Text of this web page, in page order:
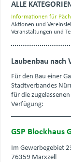
ALLE KATEGORIEN
Informationen für
Aktionen und
Veranstaltungen und
Laubenbau nach
Für den Bau einer
Stadtverbandes
für die
Verfügung:
GSP Blockhaus
Im Gewerbegebiet
76359 Marxzell